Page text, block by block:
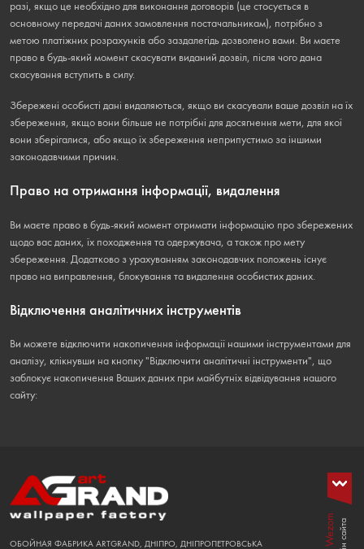
разі, якщо це необхідно для виконання договорів (це стосується в
основному передачі даних замовлення постачальникам), потрібно з
метою платіжних розрахунків або заздалегідь дозволено вами. Ви маєте
право в будь-який момент скасувати виданий дозвіл, після чого дана
скасування вступить в силу.
Збережені особисті дані видаляються, якщо ви скасували ваше дозвіл на їх
збереження, якщо вони більше не потрібні для досягнення мети, для якої
вони зберігалися, або якщо їх збереження неприпустимо за іншими
законодавчими причин.
Право на отримання інформації, видалення
Ви маєте право в будь-який момент отримати інформацію про збережених
щодо вас даних, їх походження та одержувача, а також про мету
збереження. Додатково з урахуванням законодавчих положень існує
право на виправлення, блокування та видалення особистих даних.
Відключення аналітичних інструментів
Ви можете відключити накопичення інформації нашими інструментами для
аналізу, клікнувши на кнопку "Відключити аналітичні інструменти", що
заблокує накопичення Ваших даних при майбутніх відвідування нашого
сайту:
ОБОЙНАЯ ФАБРИКА ARTGRAND, ДНІПРО, ДНІПРОПЕТРОВСЬКА Wezom